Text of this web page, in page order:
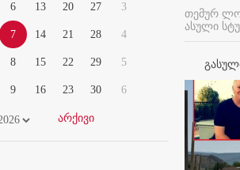
6
7
8
9
13
14
15
16
20
21
22
23
27
28
29
30
3
4
5
6
თემურ
ასული